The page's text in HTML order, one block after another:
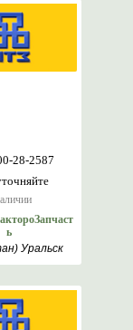
28-2587
ь
Уральск